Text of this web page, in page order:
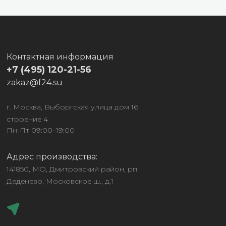
Контактная информация
+7 (495) 120-21-56
zakaz@f24.su
г. Москва, Выборгская улица дом 16
строение 4
Пн-Пт 09:00–19:00
Адрес производства:
141850, МО, Дмитровский район, рп.
Деденево, Московское ш., д.1